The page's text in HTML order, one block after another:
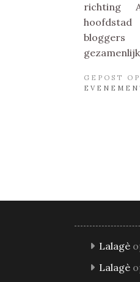
richting
GEPOST
Lalagè
Lalagè